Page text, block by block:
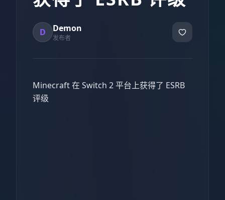
D Demon
发布者
Minecraft 在 Switch 2 平台上获得了 ESRB
评级